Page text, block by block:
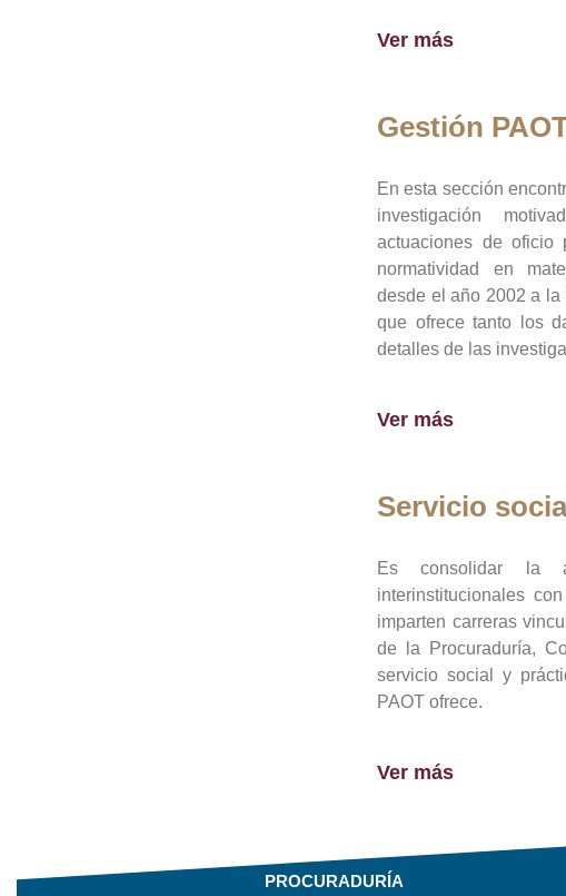
Ver más
Gestión
En esta sección
investigación
actuaciones de oficio
normatividad en
desde el año 2002 a la
que ofrece tanto los
detalles de las
Ver más
Servicio
Es consolidar la
interinstitucionales
imparten carreras
de la Procuraduría,
servicio social y
PAOT ofrece.
Ver más
PROCURADURÍA